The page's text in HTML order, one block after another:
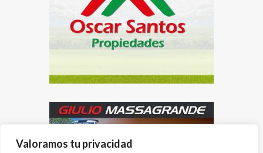
Valoramos tu privacidad